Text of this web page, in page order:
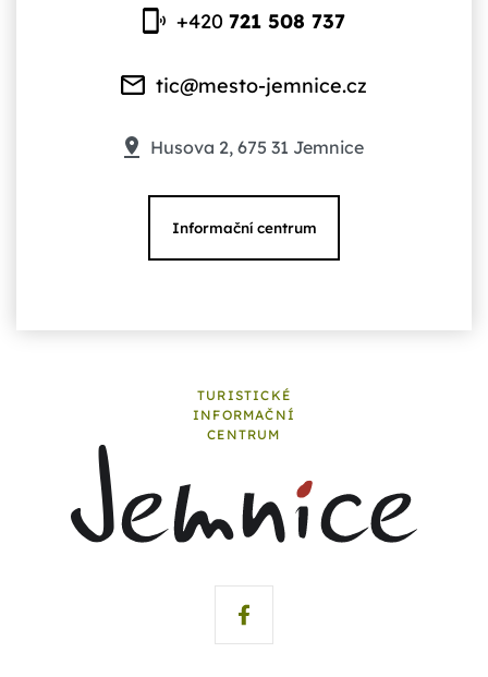
+420721 508 737
tic@mesto-jemnice.cz
Husova 2, 675 31 Jemnice
Informační centrum
TURISTICKÉ
INFORMAČNÍ
CENTRUM